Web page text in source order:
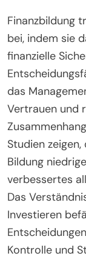
Finanzbildung
bei, indem sie
finanzielle
das
Vertrauen und
Studien
Bildung
verbessertes
Das
Investieren
Kontrolle und